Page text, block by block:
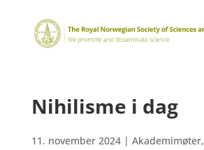
Nihilisme i dag
11. november 2024| Akademimøter,